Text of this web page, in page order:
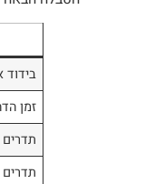
בידוד
זמן
תדרים
תדרים